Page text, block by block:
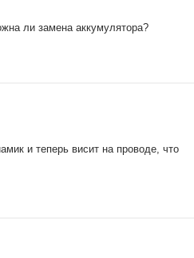
ли замена аккумулятора?
и теперь висит на проводе, что